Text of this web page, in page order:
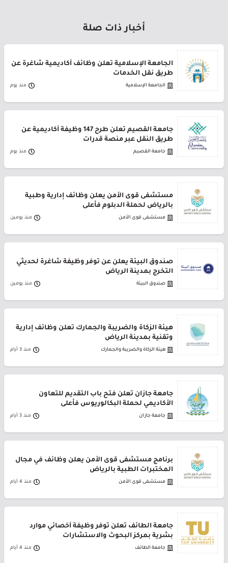
أخبار ذات صلة
الجامعة الإسلامية تعلن وظائف أكاديمية شاغرة عن
طريق نقل الخدمات
الجامعة الإسلامية منذ يوم
جامعة القصيم تعلن طرح 147 وظيفة أكاديمية عن
طريق النقل عبر منصة قدرات
جامعة القصيم منذ يوم
مستشفى قوى الأمن يعلن وظائف إدارية وطبية
بالرياض لحملة الدبلوم فأعلى
مستشفى قوى الأمن منذ يومين
صندوق البيئة يعلن عن توفر وظيفة شاغرة لحديثي
التخرج بمدينة الرياض
صندوق البيئة منذ يومين
هيئة الزكاة والضريبة والجمارك تعلن وظائف إدارية
وتقنية بمدينة الرياض
هيئة الزكاة والضريبة والجمارك منذ 3 أيام
جامعة جازان تعلن فتح باب التقديم للتعاون
الأكاديمي لحملة البكالوريوس فأعلى
جامعة جازان منذ 3 أيام
برنامج مستشفى قوى الأمن يعلن وظائف في مجال
المختبرات الطبية بالرياض
مستشفى قوى الأمن منذ 4 أيام
جامعة الطائف تعلن توفر وظيفة أخصائي موارد
بشرية بمركز البحوث والاستشارات
جامعة الطائف منذ 4 أيام